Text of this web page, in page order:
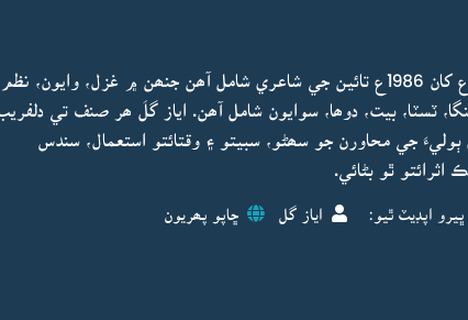
اياز گُل جي شاعريءَ جي ھن مجموعي ۾ 1973ع کان 1986ع تائين جي شاعري شامل آھن جنھن ۾ غزل، وايون، نظم،
ٽسٽا، بيت، دوھا، سوايون شامل آھن. اياز گلَ ھر صنف تي دلفريب
جي محاورن جو سھڻو، سبيتو ۽ وقتائتو استعمال، سندس
ٿو بڻائي.
اپڊيٽ ٿيو: اياز گل ڇاپو پھريون